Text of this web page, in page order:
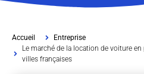
Accueil
Entreprise
Le marché de la location de voiture
villes françaises